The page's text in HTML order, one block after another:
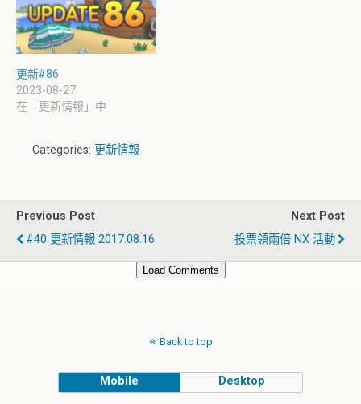
更新#86
2023-08-27
在「更新情報」中
Categories: 更新情報
Previous Post
#40 更新情報 2017.08.16
Next Post
投票領兩倍 NX 活動
Load Comments
Back to top
Mobile Desktop